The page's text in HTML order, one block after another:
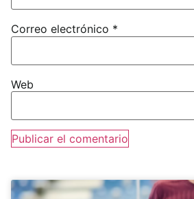
Correo electrónico *
Web